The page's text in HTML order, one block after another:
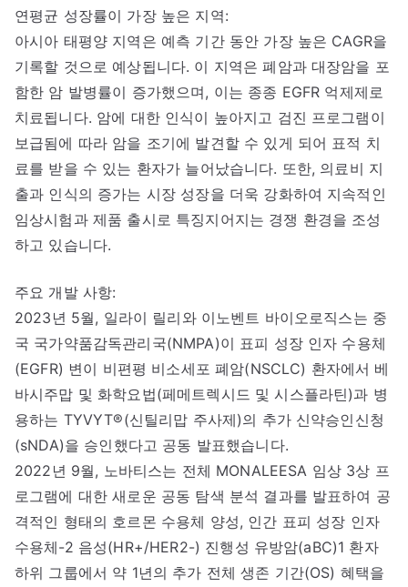
연평균 성장률이 가장 높은 지역:
아시아 태평양 지역은 예측 기간 동안 가장 높은 CAGR을
기록할 것으로 예상됩니다. 이 지역은 폐암과 대장암을 포
함한 암 발병률이 증가했으며, 이는 종종 EGFR 억제제로
치료됩니다. 암에 대한 인식이 높아지고 검진 프로그램이
보급됨에 따라 암을 조기에 발견할 수 있게 되어 표적 치
료를 받을 수 있는 환자가 늘어났습니다. 또한, 의료비 지
출과 인식의 증가는 시장 성장을 더욱 강화하여 지속적인
임상시험과 제품 출시로 특징지어지는 경쟁 환경을 조성
하고 있습니다.
주요 개발 사항:
2023년 5월, 일라이 릴리와 이노벤트 바이오로직스는 중
국 국가약품감독관리국(NMPA)이 표피 성장 인자 수용체
(EGFR) 변이 비편평 비소세포 폐암(NSCLC) 환자에서 베
바시주맙 및 화학요법(페메트렉시드 및 시스플라틴)과 병
용하는 TYVYT®(신틸리맙 주사제)의 추가 신약승인신청
(sNDA)을 승인했다고 공동 발표했습니다.
2022년 9월, 노바티스는 전체 MONALEESA 임상 3상 프
로그램에 대한 새로운 공동 탐색 분석 결과를 발표하여 공
격적인 형태의 호르몬 수용체 양성, 인간 표피 성장 인자
수용체-2 음성(HR+/HER2-) 진행성 유방암(aBC)1 환자
하위 그룹에서 약 1년의 추가 전체 생존 기간(OS) 혜택을